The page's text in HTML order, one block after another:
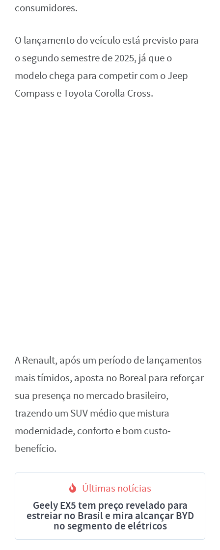
consumidores.
O lançamento do veículo está previsto para
o segundo semestre de 2025, já que o
modelo chega para competir com o Jeep
Compass e Toyota Corolla Cross.
A Renault, após um período de lançamentos
mais tímidos, aposta no Boreal para reforçar
sua presença no mercado brasileiro,
trazendo um SUV médio que mistura
modernidade, conforto e bom custo-
benefício.
Últimas notícias
Geely EX5 tem preço revelado para
estreiar no Brasil e mira alcançar BYD
no segmento de elétricos